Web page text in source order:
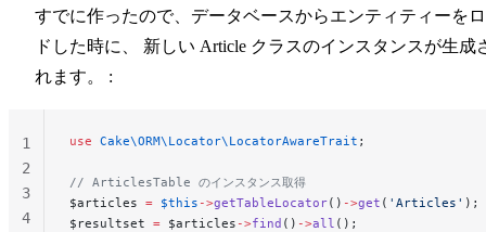
すでに作ったので、データベースからエンティティーを
ドした時に、 新しい Article クラスのインスタンスが生成
れます。 :
use Cake\ORM\Locator\LocatorAwareTrait ;
// ArticlesTable のインスタンス取得
$articles = $this ->getTableLocator() ->get ( 'Articles' );
$resultset = $articles ->find () ->all ();
1
2
3
4